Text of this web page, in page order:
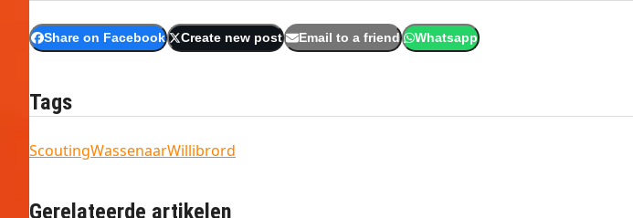
Share on Facebook Create new post Email to a friend Whatsapp
Tags
ScoutingWassenaarWillibrord
Gerelateerde artikelen